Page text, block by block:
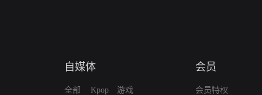
自媒体
全部
Kpop
游戏
会员
会员特权